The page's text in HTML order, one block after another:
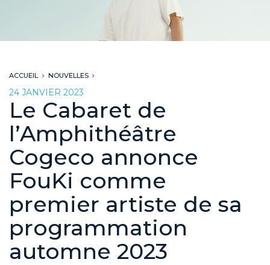
ACCUEIL NOUVELLES
24 JANVIER 2023
Le Cabaret de
l’Amphithéâtre
Cogeco annonce
FouKi comme
premier artiste de sa
programmation
automne 2023